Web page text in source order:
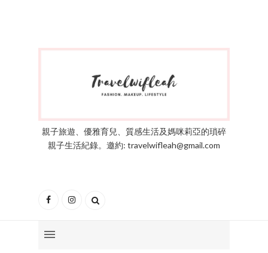
親子旅遊、優雅育兒、質感生活及媽咪莉亞的瑣碎
親子生活紀錄。邀約: travelwifleah@gmail.com